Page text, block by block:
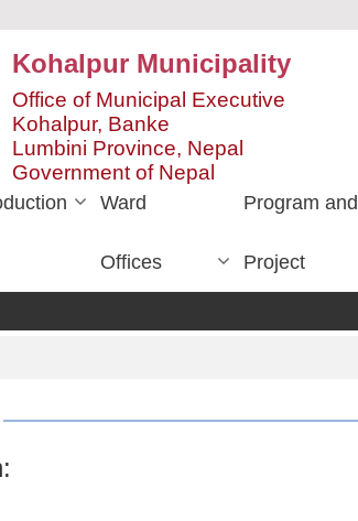
Kohalpur Municipality
Office of Municipal Executive
Kohalpur, Banke
Lumbini Province, Nepal
Government of Nepal
Ward
Offices
Program and
Project